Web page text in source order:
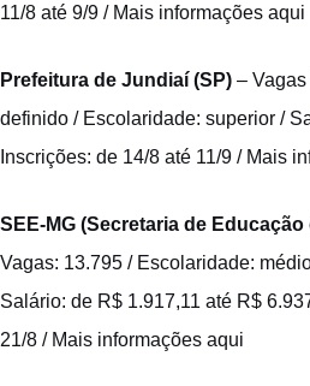
11/8 até 9/9 / Mais informações aqui
Prefeitura de Jundiaí (SP) –
definido / Escolaridade: superior /
Inscrições: de 14/8 até 11/9 / Mais
SEE-MG (Secretaria de Educação
Vagas: 13.795 / Escolaridade:
Salário: de R$ 1.917,11 até R$
21/8 / Mais informações aqui